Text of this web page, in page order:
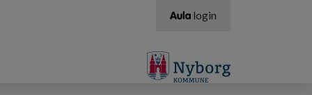
login